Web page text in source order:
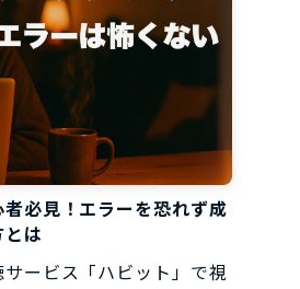
必見！エラーを恐れず成
は
ービス「ハビット」で視